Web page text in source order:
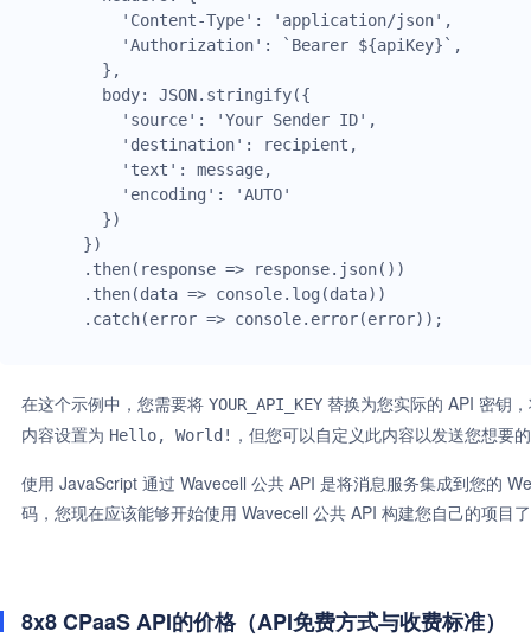
})
.then(response => response.json())
.then(data => console.log(data))
在这个示例中，您需要将 YOUR_API_KEY 替换为您实际的 API 密钥
内容设置为 Hello, World! ，但您可以自定义此内容以发送您想要
使用 JavaScript 通过 Wavecell 公共 API 是将消息服务集成到您的
码，您现在应该能够开始使用 Wavecell 公共 API 构建您自己的项目
8x8 CPaaS API的价格（API免费方式与收费标准）